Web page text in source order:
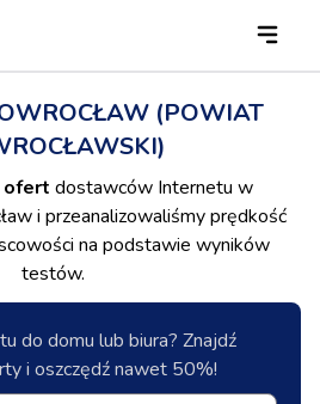
(POWIAT
ofert dostawców Internetu w
i przeanalizowaliśmy prędkość
na podstawie wyników
testów.
do domu lub biura? Znajdź
i oszczędź nawet 50%!